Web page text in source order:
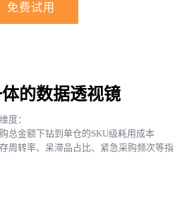
免费试用
的数据透视镜
度：
总金额下钻到单仓的SKU级耗用成本
周转率、呆滞品占比、紧急采购频次等指